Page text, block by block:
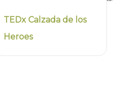
TEDx Calzada de los
Heroes